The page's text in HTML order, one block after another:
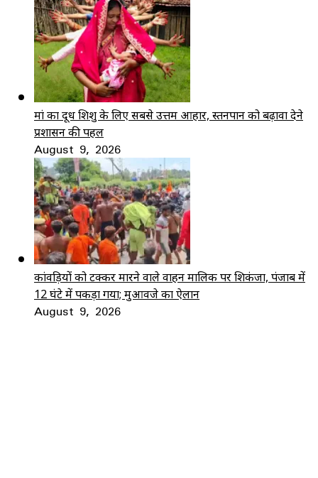
मां का दूध शिशु के लिए सबसे उत्तम आहार, स्तनपान को बढ़ावा देने
प्रशासन की पहल
August 9, 2026
कांवड़ियों को टक्कर मारने वाले वाहन मालिक पर शिकंजा, पंजाब में
12 घंटे में पकड़ा गया; मुआवजे का ऐलान
August 9, 2026